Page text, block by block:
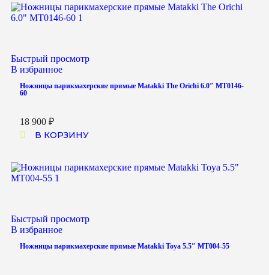
Быстрый просмотр
В избранное
Ножницы парикмахерские прямые Matakki The Orichi 6.0″ MT0146-
60
18 900 ₽
В КОРЗИНУ
Быстрый просмотр
В избранное
Ножницы парикмахерские прямые Matakki Toya 5.5″ MT004-55